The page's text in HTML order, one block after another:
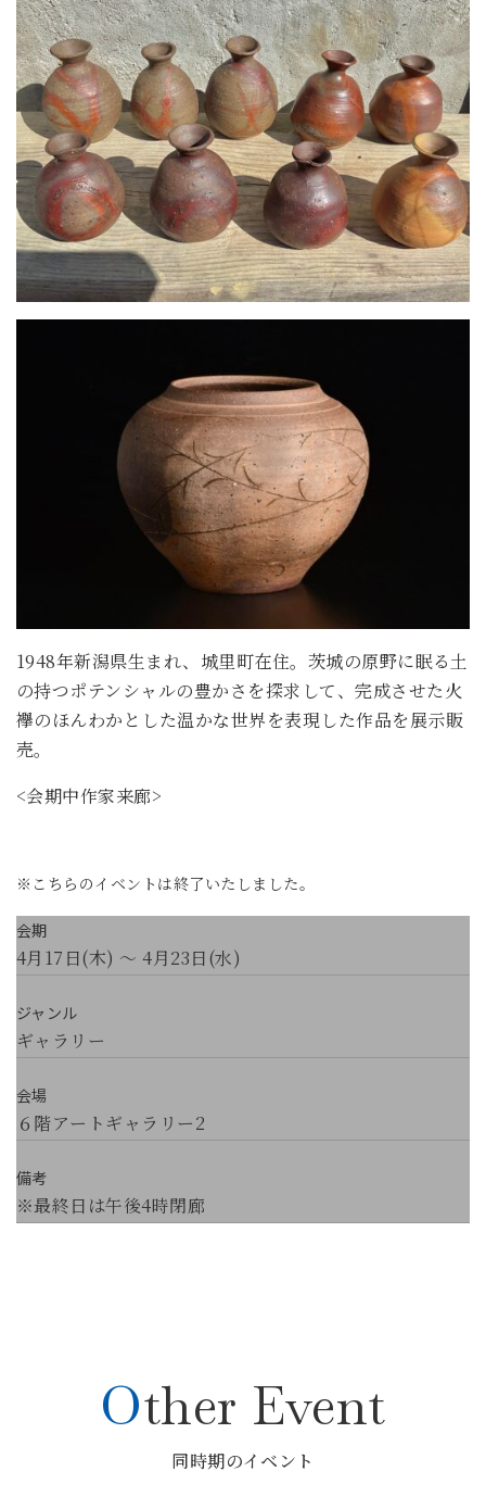
1948年新潟県生まれ、城里町在住。茨城の原野に眠る土
の持つポテンシャルの豊かさを探求して、完成させた火
襷のほんわかとした温かな世界を表現した作品を展示販
売。
<会期中作家来廊>
※こちらのイベントは終了いたしました。
会期
4月17日(木) ～ 4月23日(水)
ジャンル
ギャラリー
会場
６階アートギャラリー2
備考
※最終日は午後4時閉廊
Other Event
同時期のイベント